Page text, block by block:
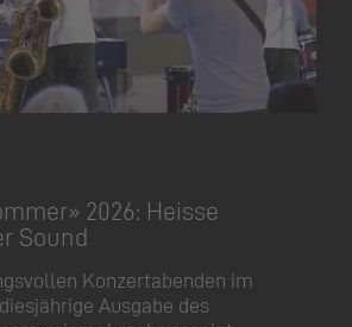
2026: Heisse
Sound
Konzertabenden im
Ausgabe des